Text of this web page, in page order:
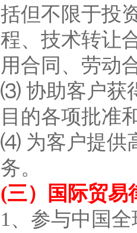
括但不限于投
程、技术转让
用合同、劳动
⑶ 协助客户获
目的各项批准
⑷ 为客户提供
务。
(三）国际贸易
1、参与中国